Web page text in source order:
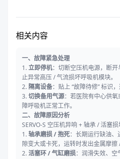
相关内容
一、故障紧急处理
1.立即停机：切断空压机电源，断
止异常高压 / 气流损坏呼吸机模块。
2. 隔离设备：贴上 “故障待修” 标识
3.切换备用气源：若医院有中心供
障呼吸机正常工作。
二、故障原因分析
SERVO-S 空压机异响 + 轴承 / 活塞损
1.轴承磨损 / 抱死：长期运行缺油
隙变大或卡死，运转时发出金属摩擦 /
2.活塞环 / 气缸磨损：润滑失效、